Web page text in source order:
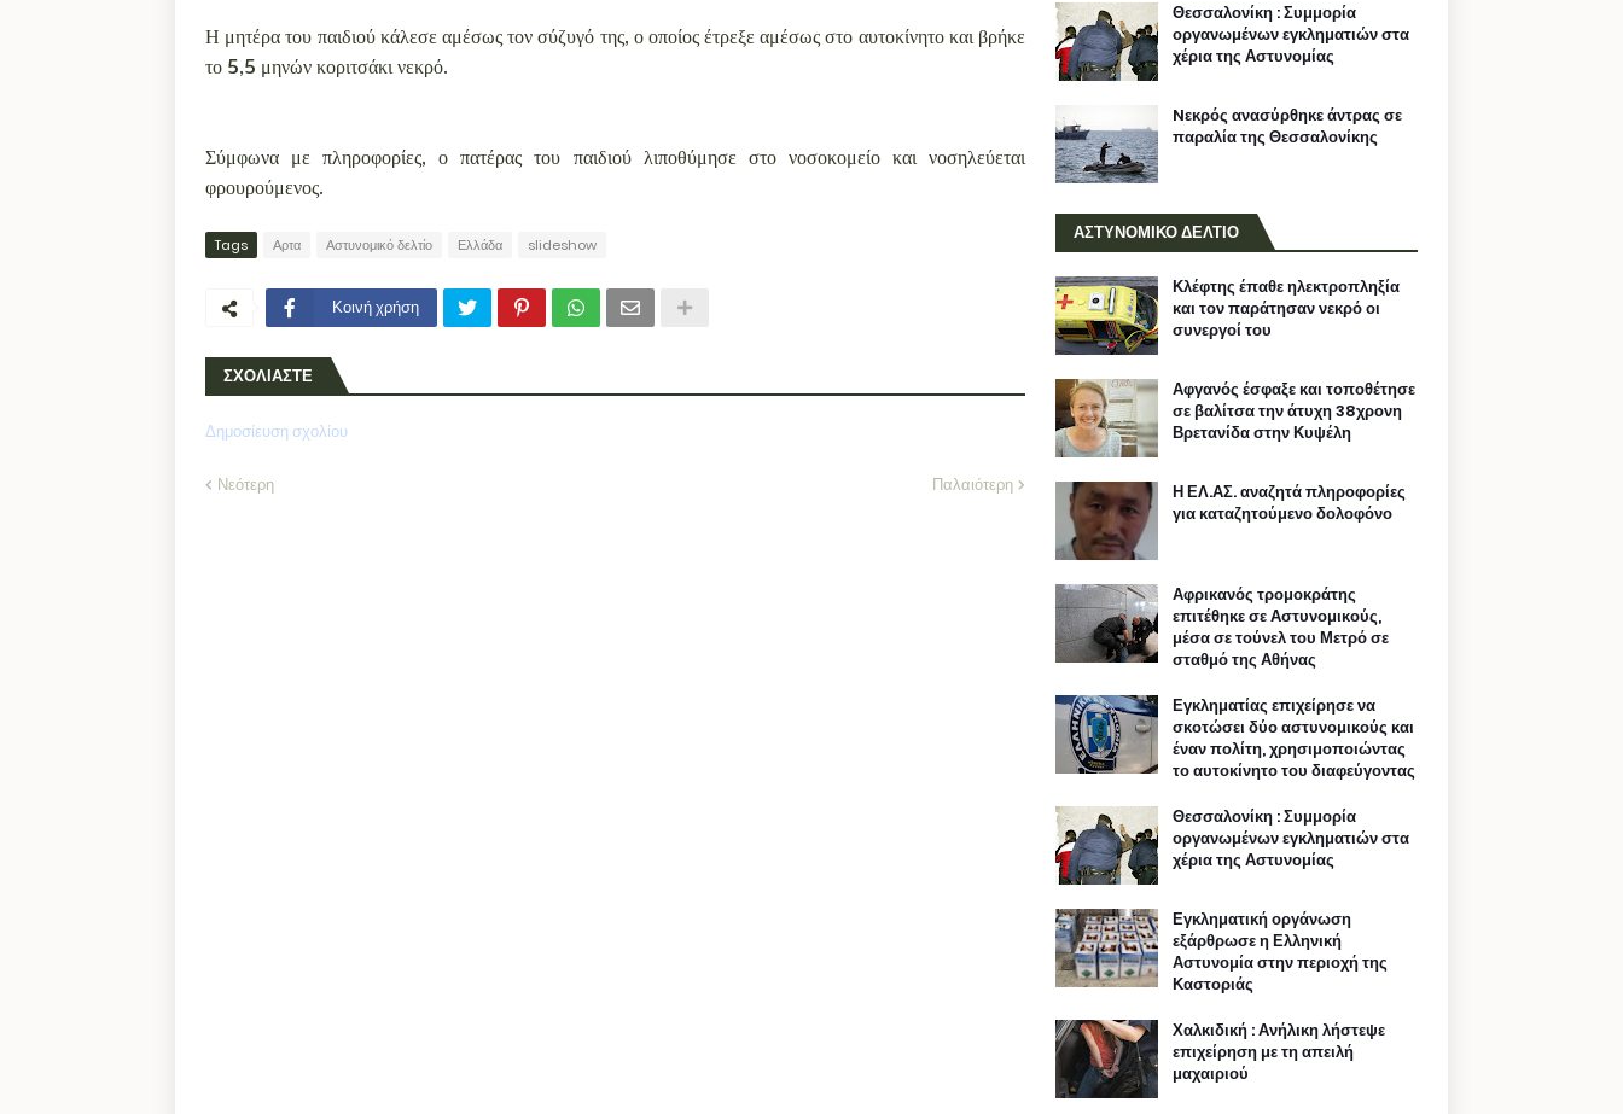
Η μητέρα του παιδιού κάλεσε αμέσως τον σύζυγό της, ο οποίος έτρεξε αμέσως στο αυτοκίνητο και βρήκε
το 5,5 μηνών κοριτσάκι νεκρό.
Σύμφωνα με πληροφορίες, ο πατέρας του παιδιού λιποθύμησε στο νοσοκομείο και νοσηλεύεται
φρουρούμενος.
Tags Αρτα Αστυνομικό δελτίο Ελλάδα slideshow
Κοινή χρήση
ΣΧΟΛΙΑΣΤΕ
Δημοσίευση σχολίου
Νεότερη Παλαιότερη
Θεσσαλονίκη : Συμμορία
οργανωμένων εγκληματιών στα
χέρια της Αστυνομίας
Nεκρός ανασύρθηκε άντρας σε
παραλία της Θεσσαλονίκης
ΑΣΤΥΝΟΜΙΚΟ ΔΕΛΤΙΟ
Κλέφτης έπαθε ηλεκτροπληξία
και τον παράτησαν νεκρό οι
συνεργοί του
Αφγανός έσφαξε και τοποθέτησε
σε βαλίτσα την άτυχη 38χρονη
Βρετανίδα στην Κυψέλη
Η ΕΛ.ΑΣ. αναζητά πληροφορίες
για καταζητούμενο δολοφόνο
Αφρικανός τρομοκράτης
επιτέθηκε σε Αστυνομικούς,
μέσα σε τούνελ του Μετρό σε
σταθμό της Αθήνας
Εγκληματίας επιχείρησε να
σκοτώσει δύο αστυνομικούς και
έναν πολίτη, χρησιμοποιώντας
το αυτοκίνητο του διαφεύγοντας
Θεσσαλονίκη : Συμμορία
οργανωμένων εγκληματιών στα
χέρια της Αστυνομίας
Εγκληματική οργάνωση
εξάρθρωσε η Ελληνική
Αστυνομία στην περιοχή της
Καστοριάς
Χαλκιδική : Ανήλικη λήστεψε
επιχείρηση με τη απειλή
μαχαιριού